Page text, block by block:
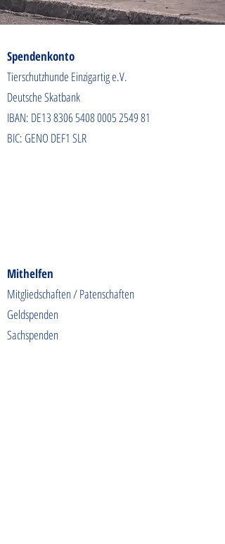
Spendenkonto
Tierschutzhunde Einzigartig e.V.
Deutsche Skatbank
IBAN: DE138306 5408 0005 254981
BIC: GENO DEF1 SLR
Mithelfen
Mitgliedschaften / Patenschaften
Geldspenden
Sachspenden